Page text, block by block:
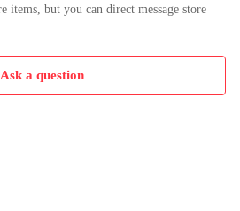
items, but you can direct message store
Ask a question